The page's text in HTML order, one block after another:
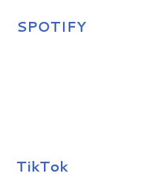
SPOTIFY
TikTok